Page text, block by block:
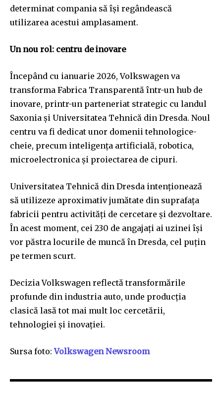
determinat compania să își regândească
utilizarea acestui amplasament.
Un nou rol: centru de inovare
Începând cu ianuarie 2026, Volkswagen va
transforma Fabrica Transparentă într-un hub de
inovare, printr-un parteneriat strategic cu landul
Saxonia și Universitatea Tehnică din Dresda. Noul
centru va fi dedicat unor domenii tehnologice-
cheie, precum inteligența artificială, robotica,
microelectronica și proiectarea de cipuri.
Universitatea Tehnică din Dresda intenționează
să utilizeze aproximativ jumătate din suprafața
fabricii pentru activități de cercetare și dezvoltare.
În acest moment, cei 230 de angajați ai uzinei își
vor păstra locurile de muncă în Dresda, cel puțin
pe termen scurt.
Decizia Volkswagen reflectă transformările
profunde din industria auto, unde producția
clasică lasă tot mai mult loc cercetării,
tehnologiei și inovației.
Sursa foto:Volkswagen Newsroom